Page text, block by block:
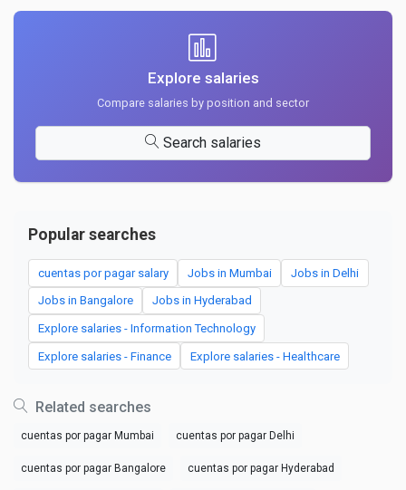
Explore salaries
Compare salaries by position and sector
Search salaries
Popular searches
cuentas por pagar salary Jobs in Mumbai Jobs in Delhi
Jobs in Bangalore Jobs in Hyderabad
Explore salaries - Information Technology
Explore salaries - Finance Explore salaries - Healthcare
Related searches
cuentas por pagar Mumbai cuentas por pagar Delhi
cuentas por pagar Bangalore cuentas por pagar Hyderabad